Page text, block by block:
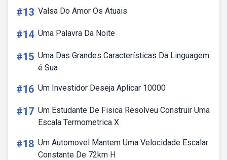
#13 Valsa Do Amor Os Atuais
#14 Uma Palavra Da Noite
#15 Uma Das Grandes Características Da Linguagem
é Sua
#16 Um Investidor Deseja Aplicar 10000
#17 Um Estudante De Fisica Resolveu Construir Uma
Escala Termometrica X
#18 Um Automovel Mantem Uma Velocidade Escalar
Constante De 72km H